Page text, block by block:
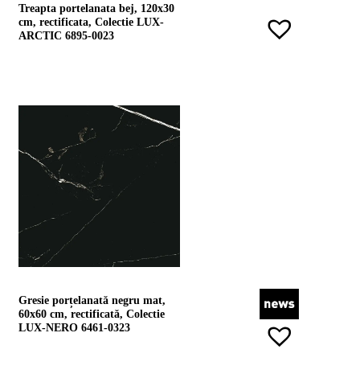
Treapta portelanata bej, 120x30
cm, rectificata, Colectie LUX-
ARCTIC 6895-0023
Gresie porțelanată negru mat,
60x60 cm, rectificată, Colectie
LUX-NERO 6461-0323